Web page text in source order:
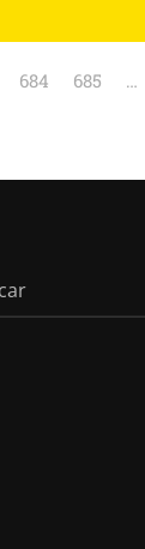
684 685 …